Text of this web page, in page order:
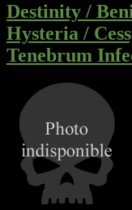
Destinity /
Hysteria /
Tenebrum